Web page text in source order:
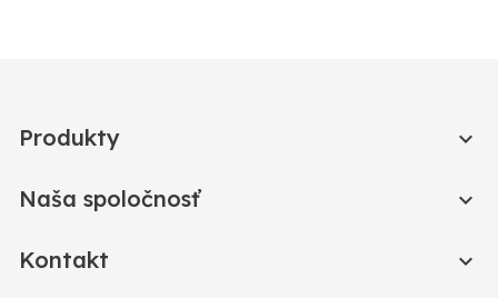
Produkty 
Naša spoločnosť 
Kontakt 